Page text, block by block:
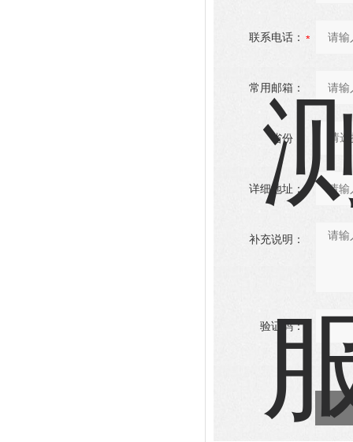
联系电话：
常用邮箱：
省份：
详细地址：
补充说明：
验证码：